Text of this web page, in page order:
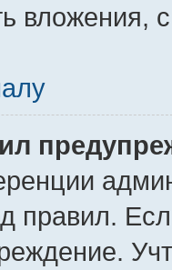
вложения,
правил.